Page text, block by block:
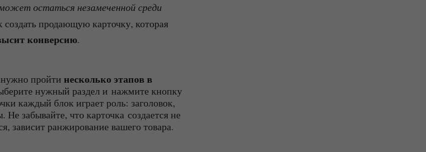
остаться незамеченной среди
создать продающую карточку, которая
конверсию.
пройти несколько этапов в
нужный раздел и нажмите кнопку
каждый блок играет роль: заголовок,
забывайте, что карточка создается не
зависит ранжирование вашего товара.